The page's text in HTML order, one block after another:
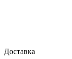
Доставка